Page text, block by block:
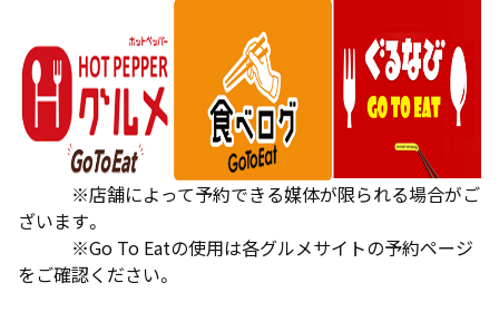
※店舗によって予約できる媒体が限られる場合がご
ざいます。
※Go To Eatの使用は各グルメサイトの予約ページ
をご確認ください。